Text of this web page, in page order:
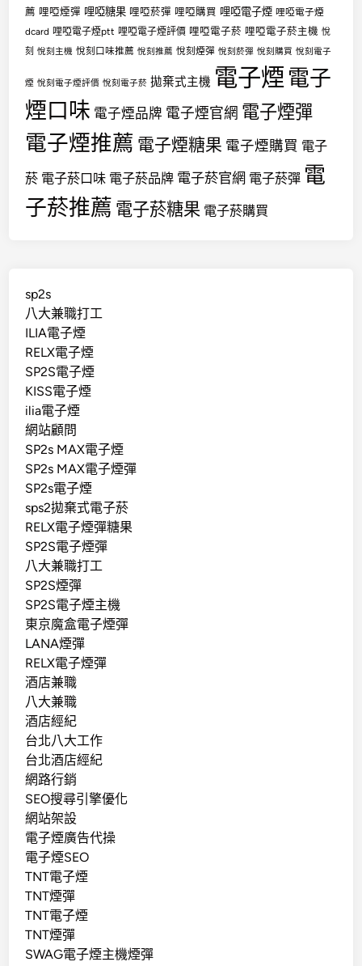
薦 哩啞煙彈 哩啞糖果 哩啞菸彈 哩啞購買 哩啞電子煙 哩啞電子煙
dcard 哩啞電子煙ptt 哩啞電子煙評價 哩啞電子菸 哩啞電子菸主機 悅
刻 悅刻主機 悅刻口味推薦 悅刻推薦 悅刻煙彈 悅刻菸彈 悅刻購買 悅刻電子
煙 悅刻電子煙評價 悅刻電子菸 拋棄式主機 電子煙 電子
煙口味 電子煙品牌 電子煙官網 電子煙彈
電子煙推薦 電子煙糖果 電子煙購買 電子
菸 電子菸口味 電子菸品牌 電子菸官網 電子菸彈 電
子菸推薦 電子菸糖果 電子菸購買
sp2s
八大兼職打工
ILIA電子煙
RELX電子煙
SP2S電子煙
KISS電子煙
ilia電子煙
網站顧問
SP2s MAX電子煙
SP2s MAX電子煙彈
SP2s電子煙
sps2拋棄式電子菸
RELX電子煙彈糖果
SP2S電子煙彈
八大兼職打工
SP2S煙彈
SP2S電子煙主機
東京魔盒電子煙彈
LANA煙彈
RELX電子煙彈
酒店兼職
八大兼職
酒店經紀
台北八大工作
台北酒店經紀
網路行銷
SEO搜尋引擎優化
網站架設
電子煙廣告代操
電子煙SEO
TNT電子煙
TNT煙彈
TNT電子煙
TNT煙彈
SWAG電子煙主機煙彈